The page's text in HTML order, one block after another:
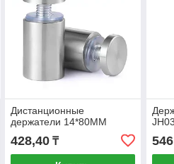
Дистанционные
держатели 14*80MM
428,40₸